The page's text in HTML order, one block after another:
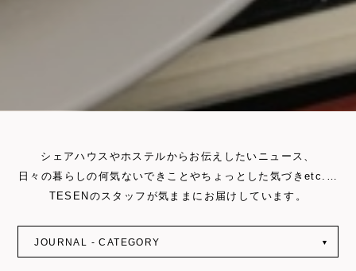
シェアハウスやホステルからお伝えしたいニュース、
日々の暮らしの何気ないできことやちょっとした気づきetc.…
TESENのスタッフが気ままにお届けしています。
JOURNAL - CATEGORY ▼